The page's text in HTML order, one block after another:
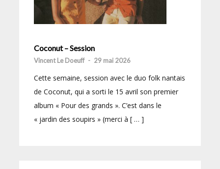
Coconut – Session
Vincent Le Doeuff - 29 mai 2026
Cette semaine, session avec le duo folk nantais
de Coconut, qui a sorti le 15 avril son premier
album « Pour des grands ». C’est dans le
« jardin des soupirs » (merci à [ … ]